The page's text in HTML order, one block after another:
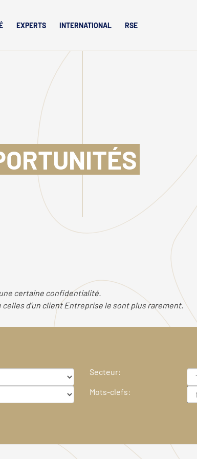
EXPERTS INTERNATIONAL RSE
certaine confidentialité.
d’un client Entreprise le sont plus rarement.
Secteur:
Mots-clefs: